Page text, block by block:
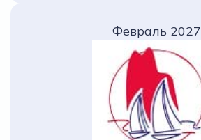
Февраль 2027